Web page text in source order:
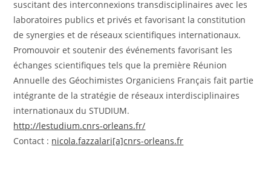
suscitant des interconnexions transdisciplinaires avec les
laboratoires publics et privés et favorisant la constitution
de synergies et de réseaux scientifiques internationaux.
Promouvoir et soutenir des événements favorisant les
échanges scientifiques tels que la première Réunion
Annuelle des Géochimistes Organiciens Français fait partie
intégrante de la stratégie de réseaux interdisciplinaires
internationaux du STUDIUM.
http://lestudium.cnrs-orleans.fr/
Contact : nicola.fazzalari[a]cnrs-orleans.fr